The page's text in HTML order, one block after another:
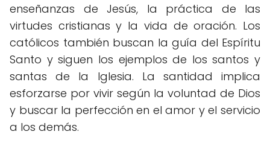
enseñanzas de Jesús, la práctica de las
virtudes cristianas y la vida de oración. Los
católicos también buscan la guía del Espíritu
Santo y siguen los ejemplos de los santos y
santas de la Iglesia. La santidad implica
esforzarse por vivir según la voluntad de Dios
y buscar la perfección en el amor y el servicio
a los demás.